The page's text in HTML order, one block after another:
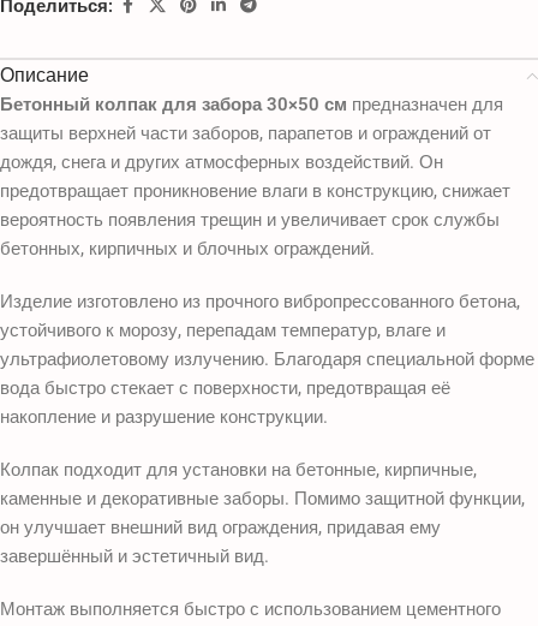
Поделиться:
Описание
Бетонный колпак для забора 30×50 см предназначен для
защиты верхней части заборов, парапетов и ограждений от
дождя, снега и других атмосферных воздействий. Он
предотвращает проникновение влаги в конструкцию, снижает
вероятность появления трещин и увеличивает срок службы
бетонных, кирпичных и блочных ограждений.
Изделие изготовлено из прочного вибропрессованного бетона,
устойчивого к морозу, перепадам температур, влаге и
ультрафиолетовому излучению. Благодаря специальной форме
вода быстро стекает с поверхности, предотвращая её
накопление и разрушение конструкции.
Колпак подходит для установки на бетонные, кирпичные,
каменные и декоративные заборы. Помимо защитной функции,
он улучшает внешний вид ограждения, придавая ему
завершённый и эстетичный вид.
Монтаж выполняется быстро с использованием цементного